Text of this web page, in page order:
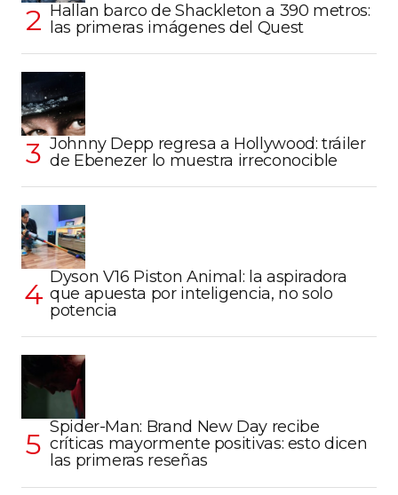
Hallan barco de Shackleton a 390 metros:
las primeras imágenes del Quest
Johnny Depp regresa a Hollywood: tráiler
de Ebenezer lo muestra irreconocible
Dyson V16 Piston Animal: la aspiradora
que apuesta por inteligencia, no solo
potencia
Spider-Man: Brand New Day recibe
críticas mayormente positivas: esto dicen
las primeras reseñas